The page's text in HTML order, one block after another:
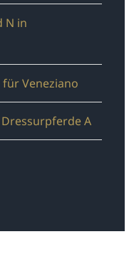
N in
Veneziano
A